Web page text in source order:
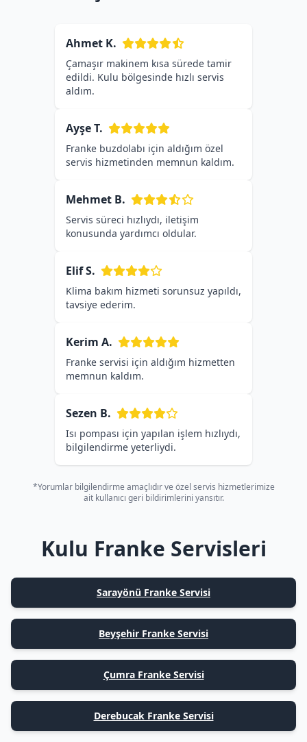
Ahmet K.
Çamaşır makinem kısa sürede tamir
edildi. Kulu bölgesinde hızlı servis
aldım.
Ayşe T.
Franke buzdolabı için aldığım özel
servis hizmetinden memnun kaldım.
Mehmet B.
Servis süreci hızlıydı, iletişim
konusunda yardımcı oldular.
Elif S.
Klima bakım hizmeti sorunsuz yapıldı,
tavsiye ederim.
Kerim A.
Franke servisi için aldığım hizmetten
memnun kaldım.
Sezen B.
Isı pompası için yapılan işlem hızlıydı,
bilgilendirme yeterliydi.
*Yorumlar bilgilendirme amaçlıdır ve özel servis hizmetlerimize
ait kullanıcı geri bildirimlerini yansıtır.
Kulu Franke Servisleri
Sarayönü Franke Servisi
Beyşehir Franke Servisi
Çumra Franke Servisi
Derebucak Franke Servisi